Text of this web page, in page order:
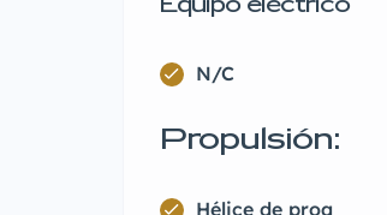
Equipo eléctrico
N/C
Propulsión:
Hélice de proa